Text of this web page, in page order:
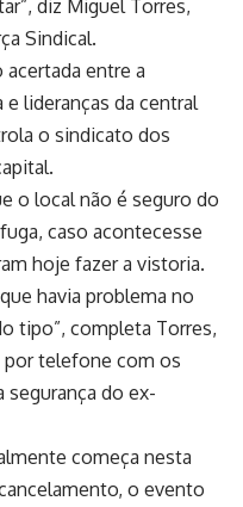
diz Miguel Torres,
Sindical.
acertada entre a
e lideranças da central
o sindicato dos
o local não é seguro do
caso acontecesse
hoje fazer a vistoria.
havia problema no
tipo”, completa Torres,
telefone com os
segurança do ex-
começa nesta
o evento